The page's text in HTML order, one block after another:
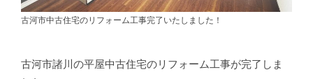
古河市中古住宅のリフォーム工事完了いたしました！
古河市諸川の平屋中古住宅のリフォーム工事が完了しま